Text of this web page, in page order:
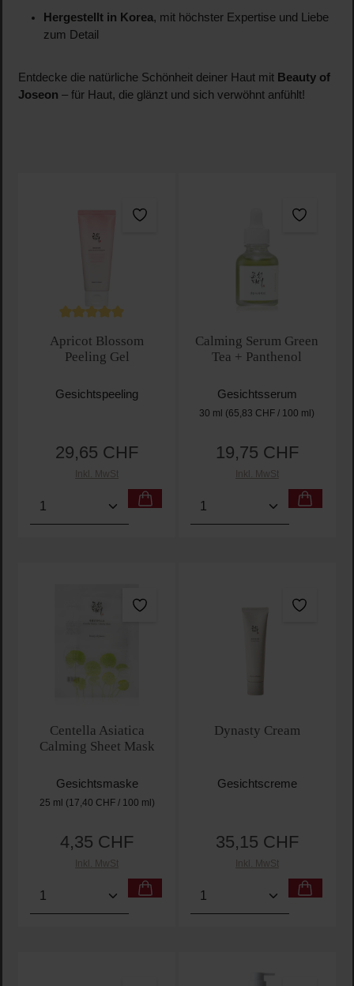
Hergestellt in Korea, mit höchster Expertise und Liebe
zum Detail
Entdecke die natürliche Schönheit deiner Haut mit Beauty of
Joseon – für Haut, die glänzt und sich verwöhnt anfühlt!
Apricot Blossom
Peeling Gel
Gesichtspeeling
Regulärer Preis:
29,65 CHF
Inkl. MwSt
Produkt Anzahl: Gib den gewünschten Wert ein
Calming Serum Green
Tea + Panthenol
Gesichtsserum
30 ml (65,83 CHF / 100 ml)
Regulärer Preis:
19,75 CHF
Inkl. MwSt
Produkt Anzahl: Gib
Centella Asiatica
Calming Sheet Mask
Gesichtsmaske
25 ml (17,40 CHF / 100 ml)
Regulärer Preis:
4,35 CHF
Inkl. MwSt
Produkt Anzahl: Gib den gewünschten Wert ein
Dynasty Cream
Gesichtscreme
Regulärer Preis:
35,15 CHF
Inkl. MwSt
Produkt Anzahl: Gib